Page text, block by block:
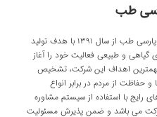
طب
شرکت تحقیقاتی پارسی طب از سال ۱۳۹۱ با هدف تولید
گیاهی و طبیعی فعالیت خود را آغاز
اهداف این شرکت، تشخیص
حفاظت از مردم در برابر انواع
رایج با استفاده از سیستم مشاوره
می باشد و ضمن پذیرش مسئولیت